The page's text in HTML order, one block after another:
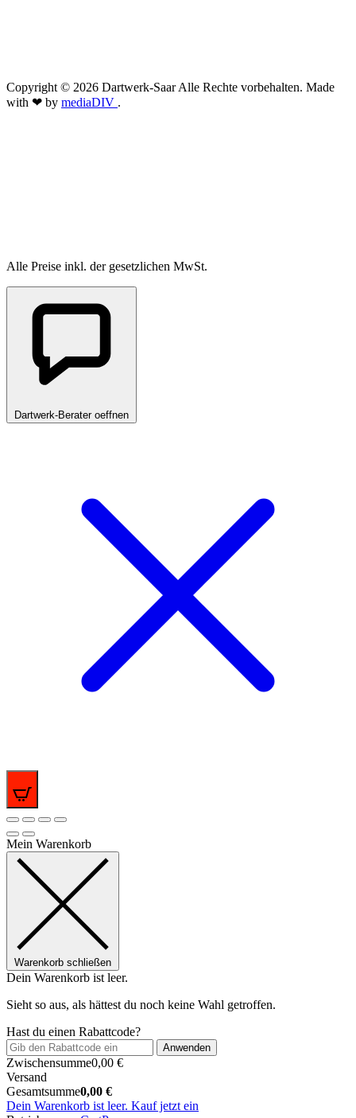
Copyright © 2026 Dartwerk-Saar Alle Rechte vorbehalten. Made
with ❤ by mediaDIV .
Alle Preise inkl. der gesetzlichen MwSt.
Dartwerk-Berater oeffnen
Mein Warenkorb
Warenkorb schließen
Dein Warenkorb ist leer.
Sieht so aus, als hättest du noch keine Wahl getroffen.
Hast du einen Rabattcode?
Anwenden
Zwischensumme0,00 €
Versand
Gesamtsumme0,00 €
Dein Warenkorb ist leer. Kauf jetzt ein